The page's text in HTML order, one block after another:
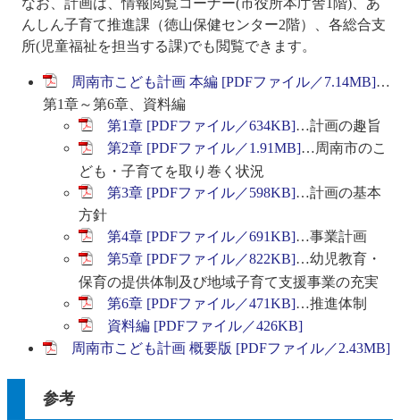
んしん子育て推進課（徳山保健センター2階）、各総合支
所(児童福祉を担当する課)でも閲覧できます。
周南市こども計画 本編 [PDFファイル／7.14MB]…
第1章～第6章、資料編
第1章 [PDFファイル／634KB]…計画の趣旨
第2章 [PDFファイル／1.91MB]…周南市のこ
ども・子育てを取り巻く状況
第3章 [PDFファイル／598KB]…計画の基本
方針
第4章 [PDFファイル／691KB]…事業計画
第5章 [PDFファイル／822KB]…幼児教育・
保育の提供体制及び地域子育て支援事業の充実
第6章 [PDFファイル／471KB]…推進体制
資料編 [PDFファイル／426KB]
周南市こども計画 概要版 [PDFファイル／2.43MB]
参考